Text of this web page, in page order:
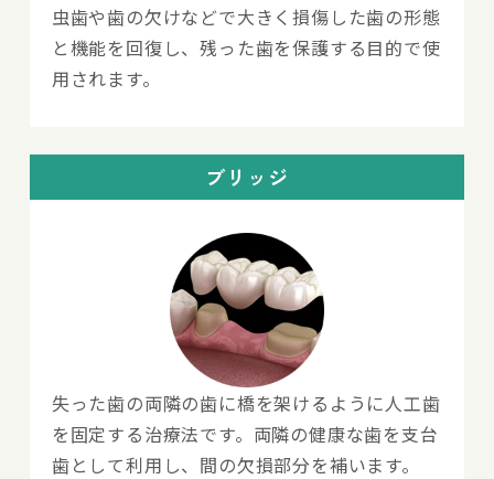
虫歯や歯の欠けなどで大きく損傷した歯の形態
と機能を回復し、残った歯を保護する目的で使
用されます。
ブリッジ
失った歯の両隣の歯に橋を架けるように人工歯
を固定する治療法です。両隣の健康な歯を支台
歯として利用し、間の欠損部分を補います。